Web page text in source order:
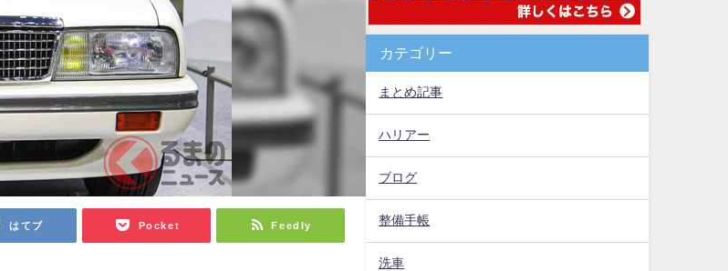
はてブ Pocket Feedly
カテゴリー
まとめ記事
ハリアー
ブログ
整備手帳
洗車